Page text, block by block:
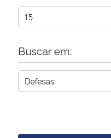
Buscar em: